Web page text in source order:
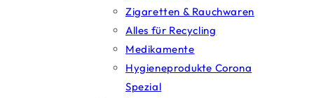
Zigaretten & Rauchwaren
Alles für Recycling
Medikamente
Hygieneprodukte Corona
Spezial